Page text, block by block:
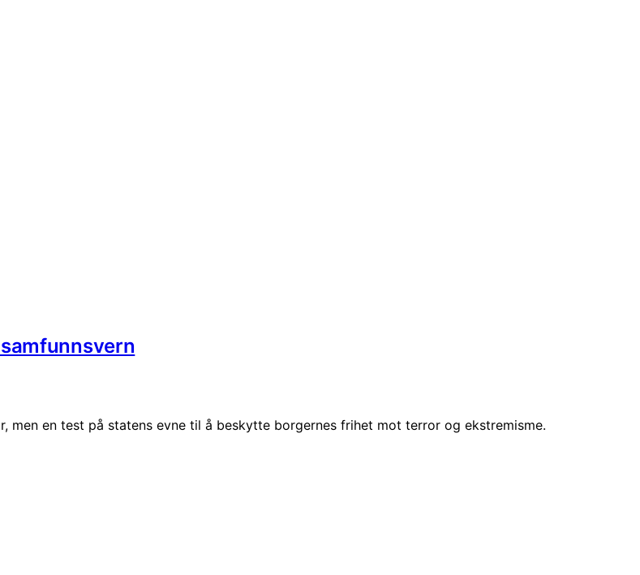
en test på statens evne til å beskytte borgernes frihet mot terror og ekstremisme.